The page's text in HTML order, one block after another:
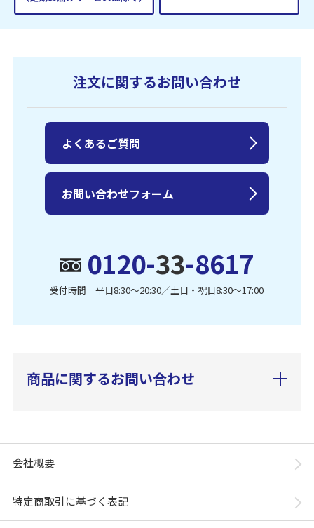
注文に関するお問い合わせ
0120-33-8617
受付時間 平日8:30〜20:30／土日・祝日8:30〜17:00
よくあるご質問
お問い合わせフォーム
商品に関するお問い合わせ
会社概要
特定商取引に基づく表記